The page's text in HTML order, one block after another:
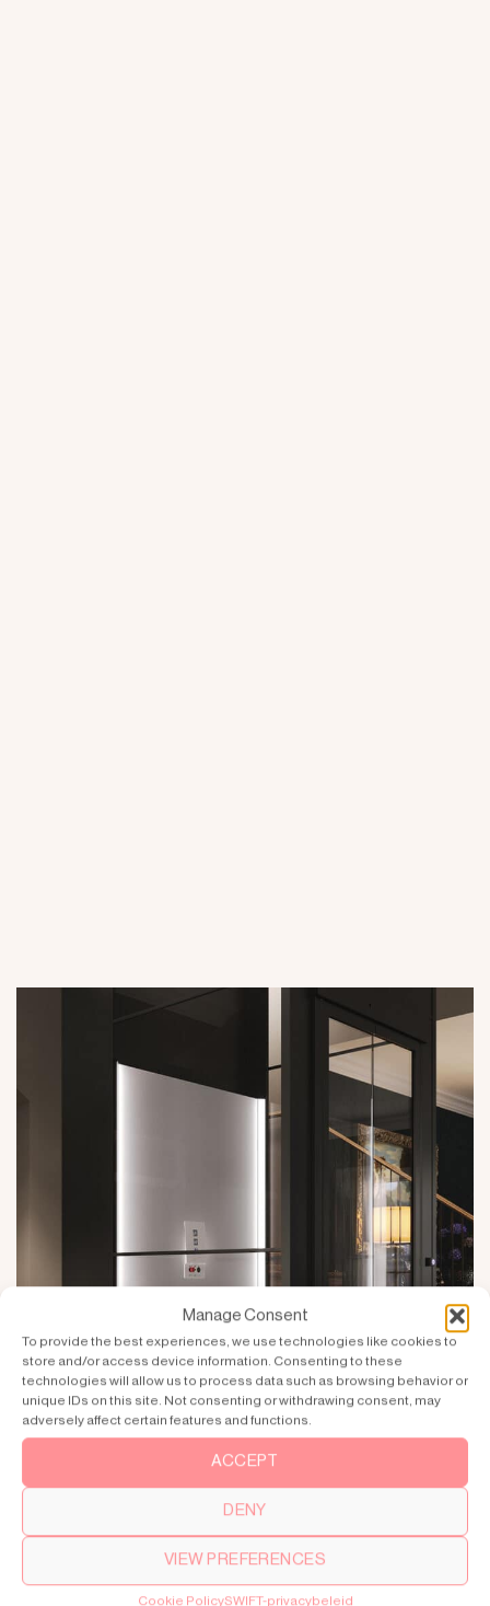
Manage Consent
To provide the best experiences, we use technologies like cookies to
store and/or access device information. Consenting to these
technologies will allow us to process data such as browsing behavior or
unique IDs on this site. Not consenting or withdrawing consent, may
adversely affect certain features and functions.
ACCEPT
DENY
VIEW PREFERENCES
Cookie PolicySWIFT-privacybeleid
Lift in huis plaatsen in